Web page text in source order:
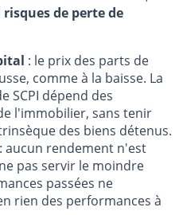
risques de perte de
: le prix des parts de
comme à la baisse. La
SCPI dépend des
l'immobilier, sans tenir
des biens détenus.
: aucun rendement n'est
pas servir le moindre
passées ne
rien des performances à